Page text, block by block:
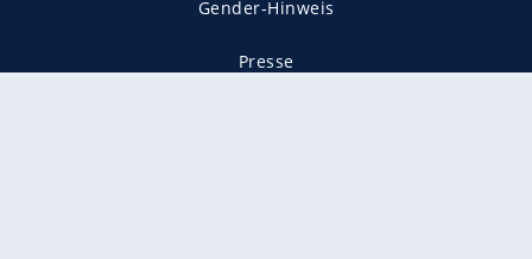
Gender-Hinweis
Presse